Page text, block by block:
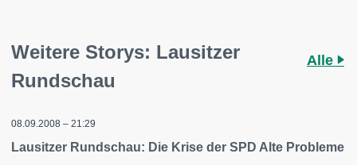
Weitere Storys: Lausitzer
Rundschau
Alle
08.09.2008 – 21:29
Lausitzer Rundschau: Die Krise der SPD Alte Probleme